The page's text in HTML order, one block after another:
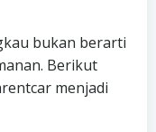
bukan berarti
Berikut
menjadi